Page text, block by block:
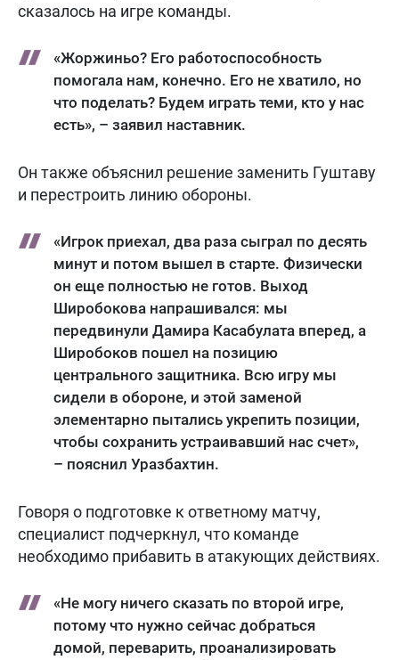
сказалось на игре команды.
«Жоржиньо? Его работоспособность
помогала нам, конечно. Его не хватило, но
что поделать? Будем играть теми, кто у нас
есть», – заявил наставник.
Он также объяснил решение заменить Гуштаву
и перестроить линию обороны.
«Игрок приехал, два раза сыграл по десять
минут и потом вышел в старте. Физически
он еще полностью не готов. Выход
Широбокова напрашивался: мы
передвинули Дамира Касабулата вперед, а
Широбоков пошел на позицию
центрального защитника. Всю игру мы
сидели в обороне, и этой заменой
элементарно пытались укрепить позиции,
чтобы сохранить устраивавший нас счет»,
– пояснил Уразбахтин.
Говоря о подготовке к ответному матчу,
специалист подчеркнул, что команде
необходимо прибавить в атакующих действиях.
«Не могу ничего сказать по второй игре,
потому что нужно сейчас добраться
домой, переварить, проанализировать